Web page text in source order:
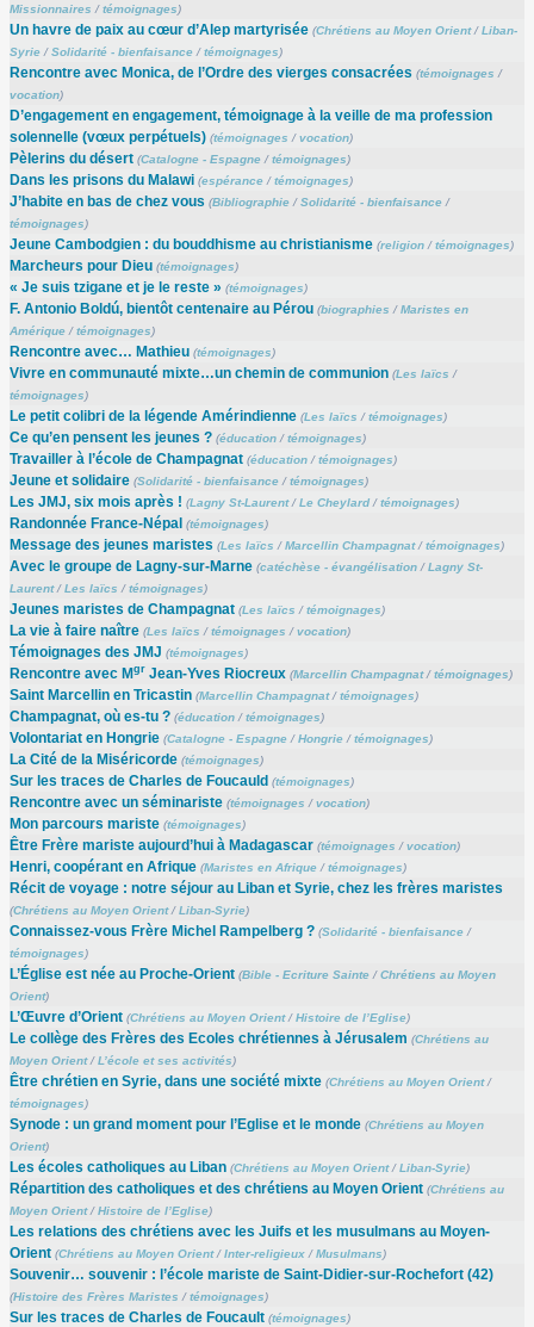
Missionnaires /témoignages)
Un havre de paix au cœur d’Alep martyrisée (Chrétiens au Moyen Orient/Liban-
Syrie/Solidarité - bienfaisance/témoignages)
Rencontre avec Monica, de l’Ordre des vierges consacrées (témoignages /
vocation)
D’engagement en engagement, témoignage à la veille de ma profession
solennelle (vœux perpétuels) (témoignages /vocation)
Pèlerins du désert (Catalogne - Espagne/témoignages)
Dans les prisons du Malawi (espérance/témoignages)
J’habite en bas de chez vous (Bibliographie/Solidarité - bienfaisance/
témoignages)
Jeune Cambodgien : du bouddhisme au christianisme (religion/témoignages)
Marcheurs pour Dieu (témoignages)
« Je suis tzigane et je le reste » (témoignages)
F. Antonio Boldú, bientôt centenaire au Pérou (biographies /Maristes en
Amérique/témoignages)
Rencontre avec… Mathieu (témoignages)
Vivre en communauté mixte…un chemin de communion (Les laïcs /
témoignages)
Le petit colibri de la légende Amérindienne (Les laïcs /témoignages)
Ce qu’en pensent les jeunes ? (éducation/témoignages)
Travailler à l’école de Champagnat (éducation/témoignages)
Jeune et solidaire (Solidarité - bienfaisance/témoignages)
Les JMJ, six mois après ! (Lagny St-Laurent/Le Cheylard/témoignages)
Randonnée France-Népal (témoignages)
Message des jeunes maristes (Les laïcs /Marcellin Champagnat/témoignages)
Avec le groupe de Lagny-sur-Marne (catéchèse - évangélisation/Lagny St-
Laurent/Les laïcs /témoignages)
Jeunes maristes de Champagnat (Les laïcs /témoignages)
La vie à faire naître (Les laïcs /témoignages /vocation)
Témoignages des JMJ (témoignages)
Rencontre avec MgrJean-Yves Riocreux (Marcellin Champagnat/témoignages)
Saint Marcellin en Tricastin (Marcellin Champagnat/témoignages)
Champagnat, où es-tu ? (éducation/témoignages)
Volontariat en Hongrie (Catalogne - Espagne/Hongrie/témoignages)
La Cité de la Miséricorde (témoignages)
Sur les traces de Charles de Foucauld (témoignages)
Rencontre avec un séminariste (témoignages /vocation)
Mon parcours mariste (témoignages)
Être Frère mariste aujourd’hui à Madagascar (témoignages /vocation)
Henri, coopérant en Afrique (Maristes en Afrique/témoignages)
Récit de voyage : notre séjour au Liban et Syrie, chez les frères maristes
(Chrétiens au Moyen Orient/Liban-Syrie)
Connaissez-vous Frère Michel Rampelberg ? (Solidarité - bienfaisance/
témoignages)
L’Église est née au Proche-Orient (Bible - Ecriture Sainte/Chrétiens au Moyen
Orient)
L’Œuvre d’Orient (Chrétiens au Moyen Orient/Histoire de l’Eglise)
Le collège des Frères des Ecoles chrétiennes à Jérusalem (Chrétiens au
Moyen Orient/L’école et ses activités)
Être chrétien en Syrie, dans une société mixte (Chrétiens au Moyen Orient/
témoignages)
Synode : un grand moment pour l’Eglise et le monde (Chrétiens au Moyen
Orient)
Les écoles catholiques au Liban (Chrétiens au Moyen Orient/Liban-Syrie)
Répartition des catholiques et des chrétiens au Moyen Orient (Chrétiens au
Moyen Orient/Histoire de l’Eglise)
Les relations des chrétiens avec les Juifs et les musulmans au Moyen-
Orient (Chrétiens au Moyen Orient/Inter-religieux/Musulmans)
Souvenir… souvenir : l’école mariste de Saint-Didier-sur-Rochefort (42)
(Histoire des Frères Maristes /témoignages)
Sur les traces de Charles de Foucault (témoignages)